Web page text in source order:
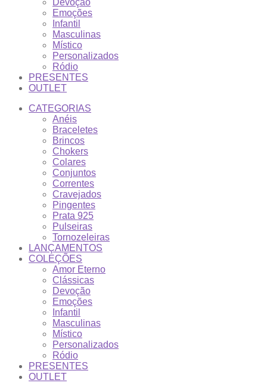
Devoção
Emoções
Infantil
Masculinas
Místico
Personalizados
Ródio
PRESENTES
OUTLET
CATEGORIAS
Anéis
Braceletes
Brincos
Chokers
Colares
Conjuntos
Correntes
Cravejados
Pingentes
Prata 925
Pulseiras
Tornozeleiras
LANÇAMENTOS
COLEÇÕES
Amor Eterno
Clássicas
Devoção
Emoções
Infantil
Masculinas
Místico
Personalizados
Ródio
PRESENTES
OUTLET